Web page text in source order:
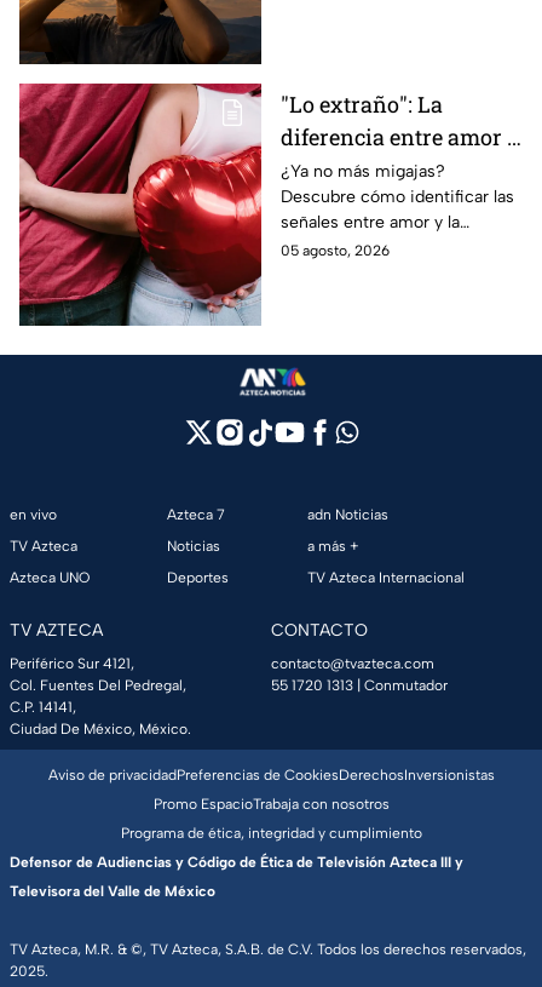
"Lo extraño": La
diferencia entre amor y
dependencia
emocional
¿Ya no más migajas?
Descubre cómo identificar las
señales entre amor y la
dependencia emocional. Estos
05 agosto, 2026
en vivo
TV Azteca
Azteca UNO
Azteca 7
Noticias
Deportes
adn Noticias
a más +
TV Azteca Internacional
TV AZTECA
Periférico Sur 4121,
Col. Fuentes Del Pedregal,
C.P. 14141,
Ciudad De México, México.
CONTACTO
contacto@tvazteca.com
55 1720 1313 | Conmutador
TV Azteca, M.R. & ©, TV Azteca, S.A.B. de C.V. Todos los derechos reservados,
2025.
Aviso de privacidadPreferencias de CookiesDerechosInversionistas
Promo EspacioTrabaja con nosotros
Programa de ética, integridad y cumplimiento
Defensor de Audiencias y Código de Ética de Televisión Azteca III y
Televisora del Valle de México